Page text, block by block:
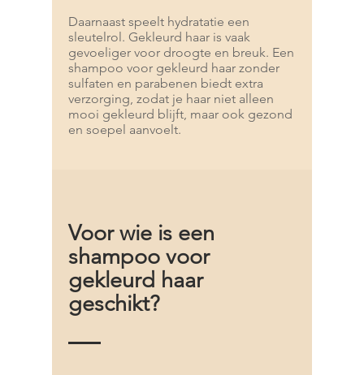
Daarnaast speelt hydratatie een
sleutelrol. Gekleurd haar is vaak
gevoeliger voor droogte en breuk. Een
shampoo voor gekleurd haar zonder
sulfaten en parabenen biedt extra
verzorging, zodat je haar niet alleen
mooi gekleurd blijft, maar ook gezond
en soepel aanvoelt.
Voor wie is een
shampoo voor
gekleurd haar
geschikt?